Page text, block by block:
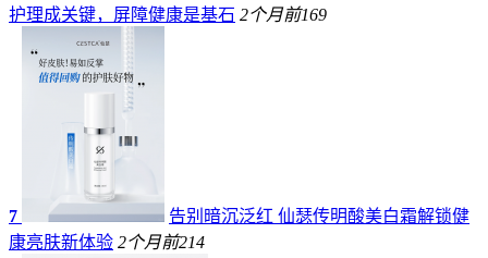
护理成关键，屏障健康是基石 2个月前169
7
告别暗沉泛红 仙瑟传明酸美白霜解锁健
康亮肤新体验 2个月前214